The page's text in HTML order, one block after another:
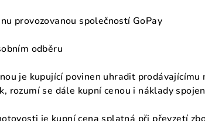
provozovanou společností GoPay
odběru
je kupující povinen uhradit
rozumí se dále kupní cenou i náklady